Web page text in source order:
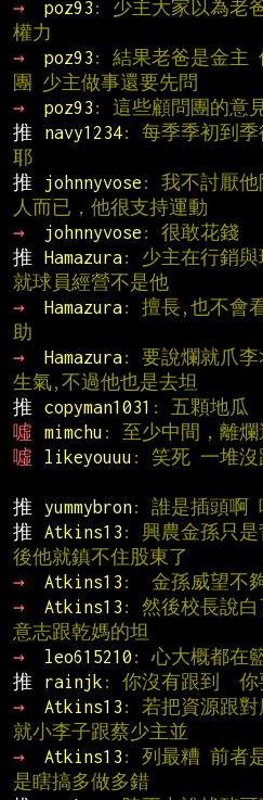
→
poz93 : 少主大家以為老
權力
→
poz93 : 結果老爸是金主
團 少主做事還要先問
→
poz93 : 這些顧問團的意
推
navy1234: 每季季初到季
耶
推
johnnyvose : 我不討厭他
人而已，他很支持運動
→
johnnyvose : 很敢花錢
推
Hamazura: 少主在行銷與
就球員經營不是他
→
Hamazura: 擅長,也不會
助
→
Hamazura: 要說爛就爪李
生氣,不過他也是去坦
推
copyman1031 : 五顆地瓜
噓
mimchu : 至少中間，離爛
噓
likeyouuu : 笑死 一堆沒
推
yummybron: 誰是插頭啊
推
Atkins13 : 興農金孫只
後他就鎮不住股東了
→
Atkins13 :  金孫威望不
→
Atkins13 : 然後校長說白
意志跟乾媽的坦
→
leo615210 : 心大概都在
推
rainjk : 你沒有跟到  你
→
Atkins13 : 若把資源跟對
就小李子跟蔡少主並
→
Atkins13 : 列最糟 前者
是瞎搞多做多錯